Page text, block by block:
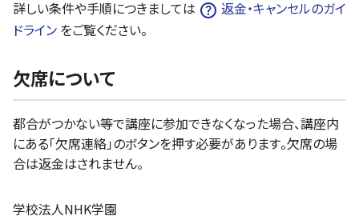
詳しい条件や手順につきましては
返金・キャンセルのガイ
ドライン をご覧ください。
欠席について
都合がつかない等で講座に参加できなくなった場合、講座内
にある「欠席連絡」のボタンを押す必要があります。欠席の場
合は返金はされません。
学校法人NHK学園